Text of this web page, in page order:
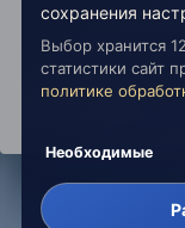
IPS Themeby
сохранения
Выбор хранится
статистики сайт
политике
Необходимые